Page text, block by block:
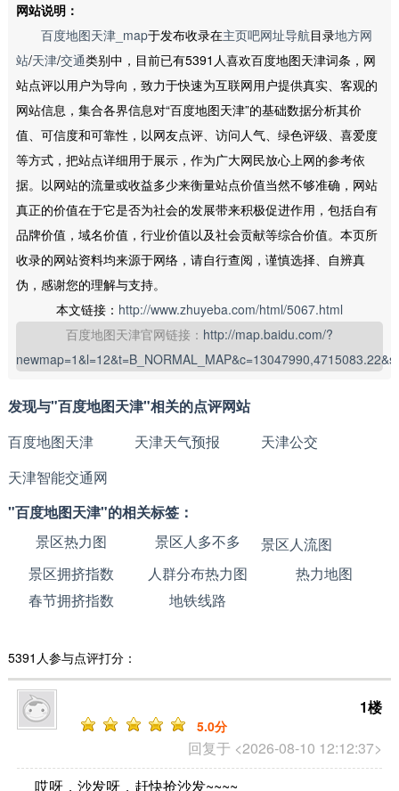
网站说明：
百度地图天津_map于发布收录在主页吧网址导航目录地方网
站/天津/交通类别中，目前已有5391人喜欢百度地图天津词条，网
站点评以用户为导向，致力于快速为互联网用户提供真实、客观的
网站信息，集合各界信息对“百度地图天津”的基础数据分析其价
值、可信度和可靠性，以网友点评、访问人气、绿色评级、喜爱度
等方式，把站点详细用于展示，作为广大网民放心上网的参考依
据。以网站的流量或收益多少来衡量站点价值当然不够准确，网站
真正的价值在于它是否为社会的发展带来积极促进作用，包括自有
品牌价值，域名价值，行业价值以及社会贡献等综合价值。本页所
收录的网站资料均来源于网络，请自行查阅，谨慎选择、自辨真
伪，感谢您的理解与支持。
本文链接： http://www.zhuyeba.com/html/5067.html
百度地图天津官网链接： http://map.baidu.com/?
发现与"百度地图天津"相关的点评网站
百度地图天津
天津天气预报
天津公交
天津智能交通网
"百度地图天津"的相关标签：
景区热力图
景区人多不多
景区人流图
景区拥挤指数
人群分布热力图
热力地图
春节拥挤指数
地铁线路
5391人参与点评打分：
回复于 <2026-08-10 12:12:37>
1楼
5.0分
哎呀，沙发呀，赶快抢沙发~~~~